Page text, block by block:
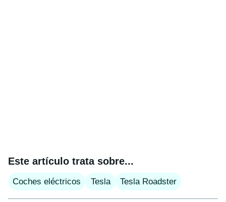
Este artículo trata sobre...
Coches eléctricos Tesla Tesla Roadster